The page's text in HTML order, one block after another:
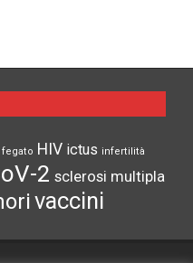
2 sclerosi multipla
vaccini